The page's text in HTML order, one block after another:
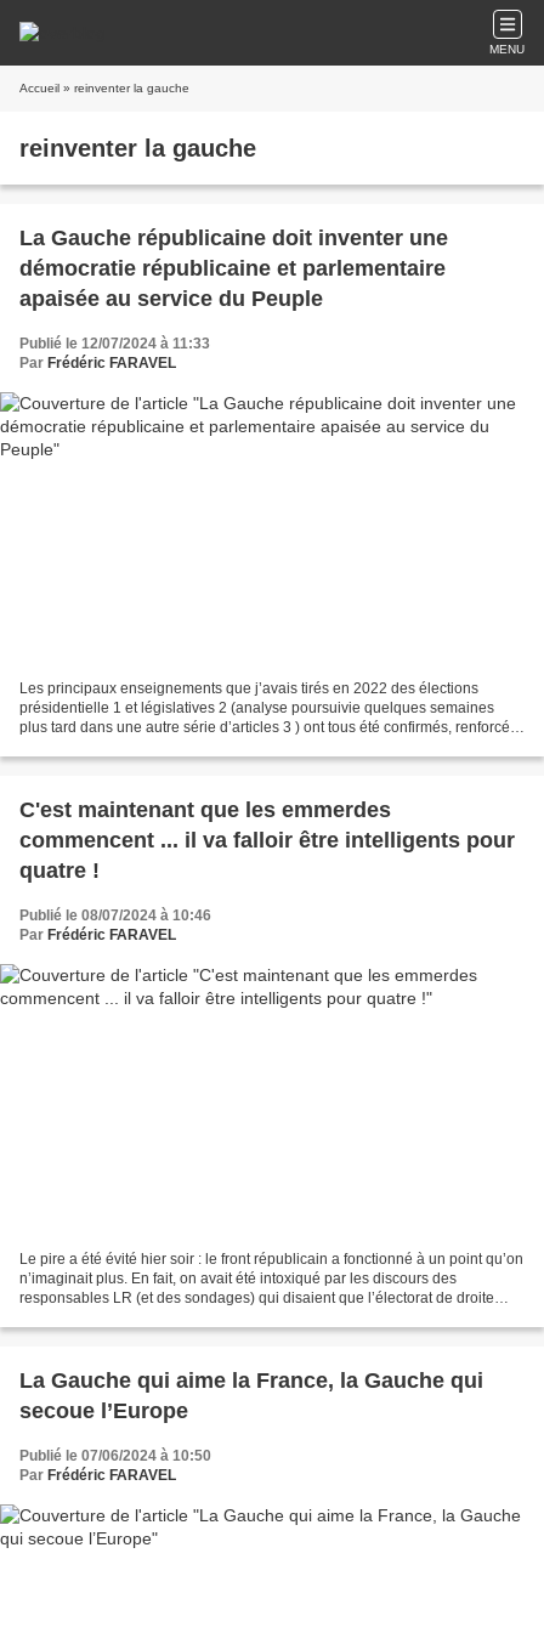
MENU
Accueil » reinventer la gauche
reinventer la gauche
La Gauche républicaine doit inventer une
démocratie républicaine et parlementaire
apaisée au service du Peuple
Publié le 12/07/2024 à 11:33
Par Frédéric FARAVEL
Les principaux enseignements que j’avais tirés en 2022 des élections
présidentielle 1 et législatives 2 (analyse poursuivie quelques semaines
plus tard dans une autre série d’articles 3 ) ont tous été confirmés, renforcés
C'est maintenant que les emmerdes
commencent ... il va falloir être intelligents pour
quatre !
Publié le 08/07/2024 à 10:46
Par Frédéric FARAVEL
Le pire a été évité hier soir : le front républicain a fonctionné à un point qu’on
n’imaginait plus. En fait, on avait été intoxiqué par les discours des
responsables LR (et des sondages) qui disaient que l’électorat de droite
La Gauche qui aime la France, la Gauche qui
secoue l’Europe
Publié le 07/06/2024 à 10:50
Par Frédéric FARAVEL